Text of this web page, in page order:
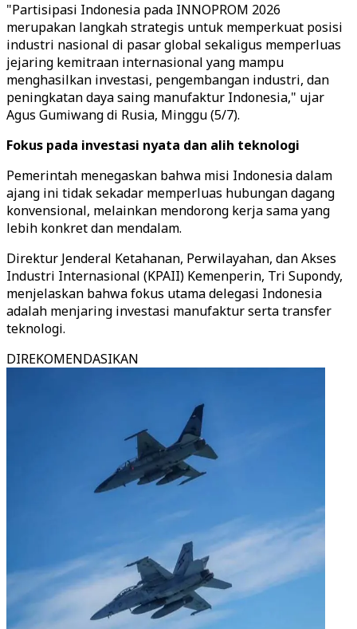
"Partisipasi Indonesia pada INNOPROM 2026
merupakan langkah strategis untuk memperkuat posisi
industri nasional di pasar global sekaligus memperluas
jejaring kemitraan internasional yang mampu
menghasilkan investasi, pengembangan industri, dan
peningkatan daya saing manufaktur Indonesia," ujar
Agus Gumiwang di Rusia, Minggu (5/7).
Fokus pada investasi nyata dan alih teknologi
Pemerintah menegaskan bahwa misi Indonesia dalam
ajang ini tidak sekadar memperluas hubungan dagang
konvensional, melainkan mendorong kerja sama yang
lebih konkret dan mendalam.
Direktur Jenderal Ketahanan, Perwilayahan, dan Akses
Industri Internasional (KPAII) Kemenperin, Tri Supondy,
menjelaskan bahwa fokus utama delegasi Indonesia
adalah menjaring investasi manufaktur serta transfer
teknologi.
DIREKOMENDASIKAN